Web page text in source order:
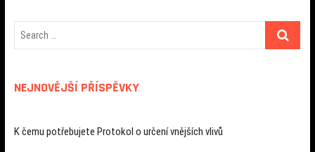
NEJNOVĚJŠÍ PŘÍSPĚVKY
K čemu potřebujete Protokol o určení vnějších vlivů